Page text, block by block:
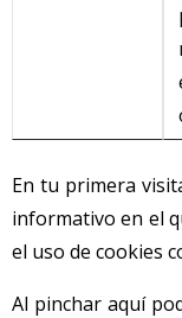
En tu primera
informativo en el
el uso de cookies
Al pinchar aquí